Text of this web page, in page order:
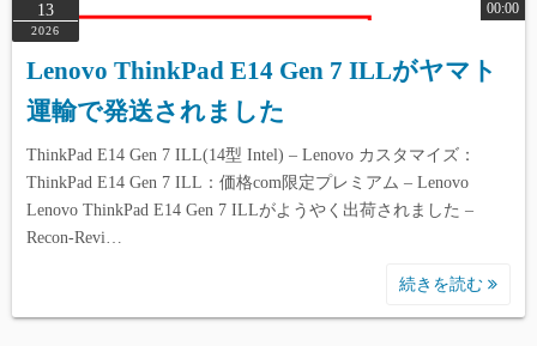
13
2026
00:00
Lenovo ThinkPad E14 Gen 7 ILLがヤマト
運輸で発送されました
ThinkPad E14 Gen 7 ILL(14型 Intel) – Lenovo カスタマイズ：
ThinkPad E14 Gen 7 ILL：価格com限定プレミアム – Lenovo
Lenovo ThinkPad E14 Gen 7 ILLがようやく出荷されました –
Recon-Revi…
続きを読む